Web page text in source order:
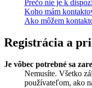
Prečo nie je k
Koho mám
Ako môžem
Registrácia a
Je vôbec potrebné sa
Nemusíte. Všetko
používateľom, ako